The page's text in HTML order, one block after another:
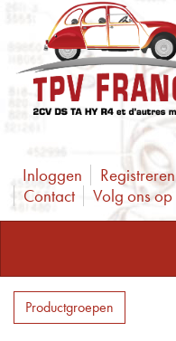
Inloggen Registreren
Contact
Volg ons op
Productgroepen